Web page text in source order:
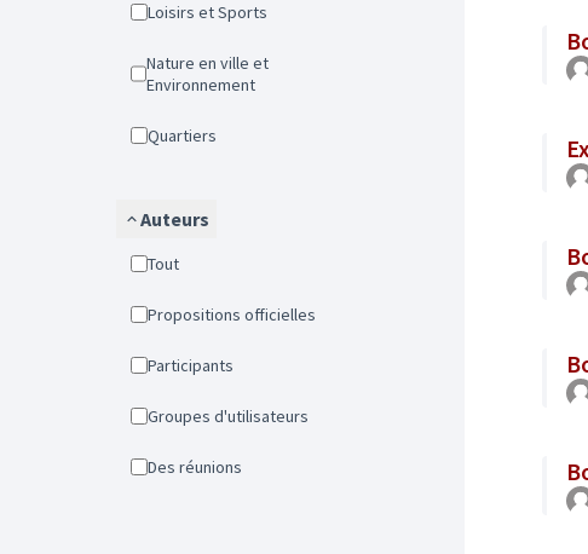
Loisirs et Sports
Nature en ville et
Environnement
Quartiers
Auteurs
Tout
Propositions officielles
Participants
Groupes d'utilisateurs
Des réunions